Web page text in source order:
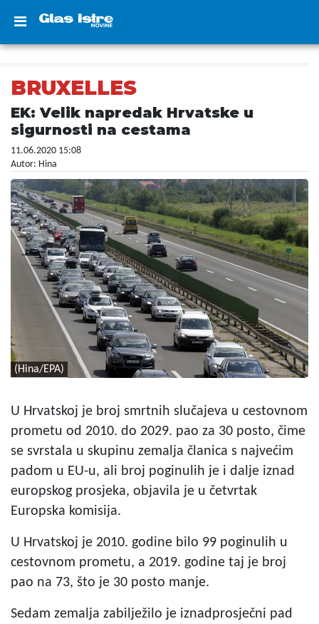
BRUXELLES
EK: Velik napredak Hrvatske u
sigurnosti na cestama
11.06.2020 15:08
Autor: Hina
(Hina/EPA)
U Hrvatskoj je broj smrtnih slučajeva u cestovnom
prometu od 2010. do 2029. pao za 30 posto, čime
se svrstala u skupinu zemalja članica s najvećim
padom u EU-u, ali broj poginulih je i dalje iznad
europskog prosjeka, objavila je u četvrtak
Europska komisija.
U Hrvatskoj je 2010. godine bilo 99 poginulih u
cestovnom prometu, a 2019. godine taj je broj
pao na 73, što je 30 posto manje.
Sedam zemalja zabilježilo je iznadprosječni pad